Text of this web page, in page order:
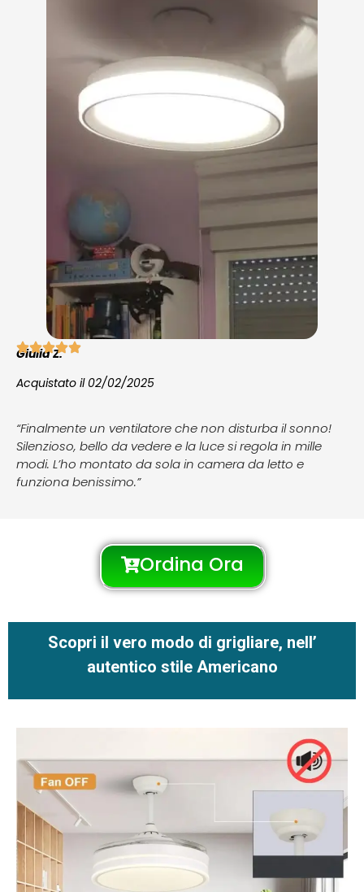
Giulia Z.
Acquistato il 02/02/2025
“Finalmente un ventilatore che non disturba il sonno!
Silenzioso, bello da vedere e la luce si regola in mille
modi. L’ho montato da sola in camera da letto e
funziona benissimo.”
Ordina Ora
Scopri il vero modo di grigliare, nell’
autentico stile Americano